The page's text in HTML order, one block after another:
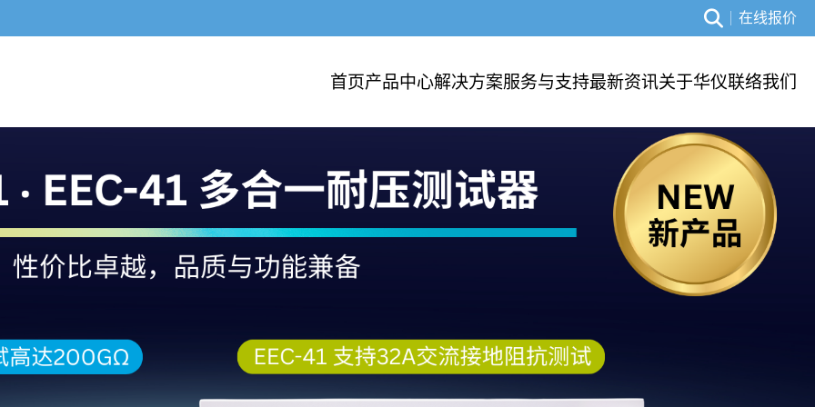
在线报价
首页产品中心解决方案服务与支持最新资讯关于华仪联络我们